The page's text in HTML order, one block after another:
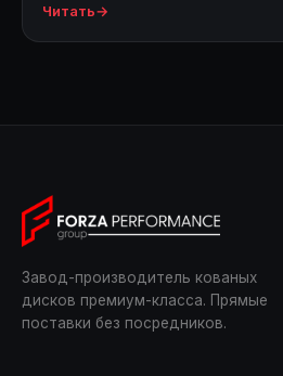
Читать→
Завод-производитель кованых
дисков премиум-класса. Прямые
поставки без посредников.